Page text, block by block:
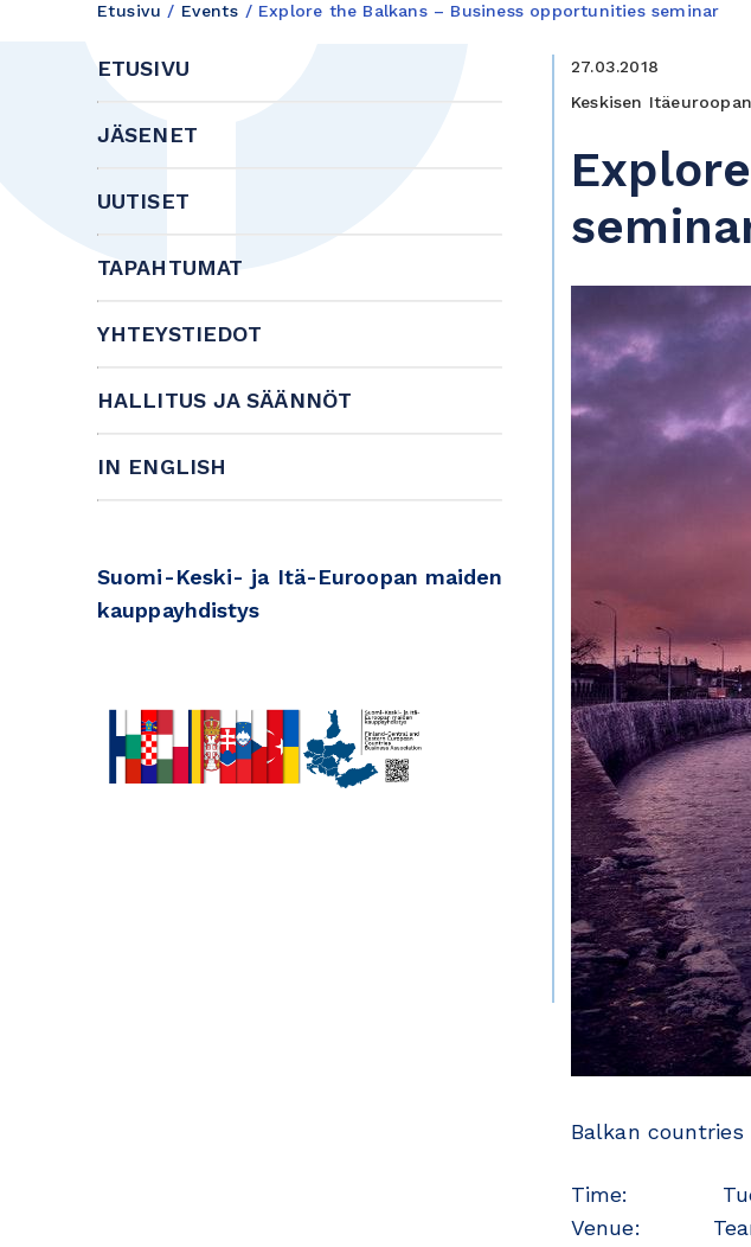
Etusivu / Events / Explore the Balkans – Business opportunities seminar
ETUSIVU
JÄSENET
UUTISET
TAPAHTUMAT
YHTEYSTIEDOT
HALLITUS JA SÄÄNNÖT
IN ENGLISH
Suomi-Keski- ja Itä-Euroopan maiden
kauppayhdistys
27.03.2018
Keskisen
Balkan
Time:
Venue: Team